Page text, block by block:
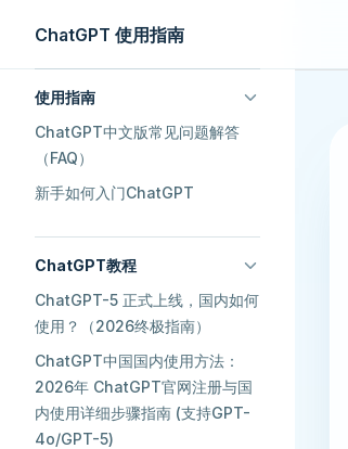
Skip to content
ChatGPT 使用指南
使用指南
ChatGPT中文版常见问题解答
（FAQ）
新手如何入门ChatGPT
ChatGPT教程
ChatGPT-5 正式上线，国内如何
使用？（2026终极指南）
ChatGPT中国国内使用方法：
2026年 ChatGPT官网注册与国
内使用详细步骤指南 (支持GPT-
4o/GPT-5)